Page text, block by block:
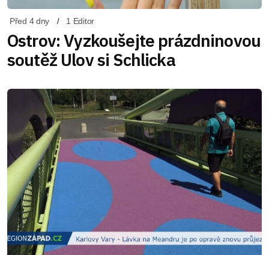
Před 4 dny 1 Editor
Ostrov: Vyzkoušejte prázdninovou
soutěž Ulov si Schlicka